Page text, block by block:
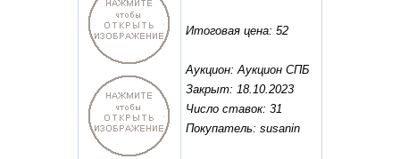
Итоговая цена: 52
Аукцион: Аукцион СПБ
Закрыт: 18.10.2023
Число ставок: 31
Покупатель: susanin